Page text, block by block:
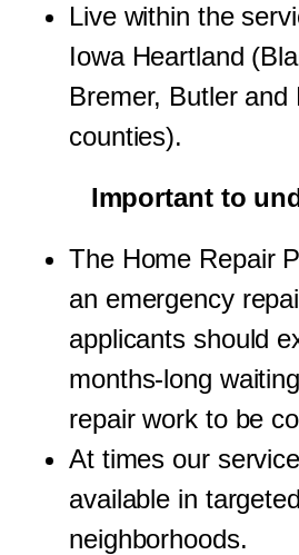
Live within the
Iowa Heartland
Bremer, Butler and
counties).
Important to
The Home Repair
an emergency
applicants should
months-long
repair work to be
At times our
available in targeted
neighborhoods.